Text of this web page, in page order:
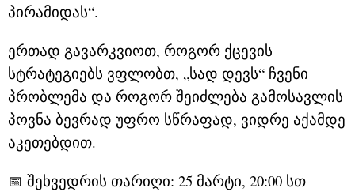
პირამიდას“.
ერთად გავარკვიოთ, როგორ ქცევის
სტრატეგიებს ვფლობთ, „სად დევს“ ჩვენი
პრობლემა და როგორ შეიძლება გამოსავლის
პოვნა ბევრად უფრო სწრაფად, ვიდრე აქამდე
აკეთებდით.
📅 შეხვედრის თარიღი: 25 მარტი, 20:00 სთ